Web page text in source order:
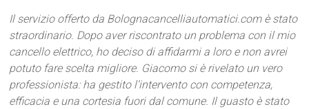
Il servizio offerto da Bolognacancelliautomatici.com è stato
straordinario. Dopo aver riscontrato un problema con il mio
cancello elettrico, ho deciso di affidarmi a loro e non avrei
potuto fare scelta migliore. Giacomo si è rivelato un vero
professionista: ha gestito l’intervento con competenza,
efficacia e una cortesia fuori dal comune. Il guasto è stato